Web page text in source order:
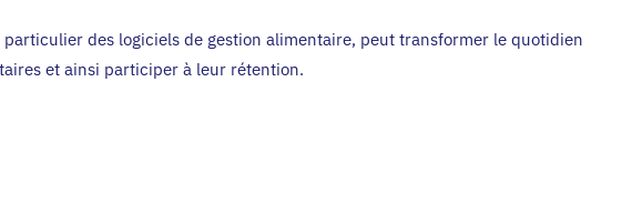
particulier des logiciels de gestion alimentaire, peut transformer le quotidien
et ainsi participer à leur rétention.